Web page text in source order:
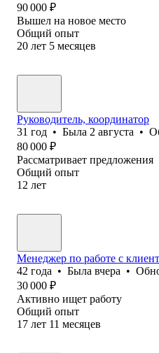
90 000 ₽
Вышел на новое место
Общий опыт
20 лет 5 месяцев
Руководитель, координатор
31 год • Была 2 августа •
80 000 ₽
Рассматривает предложения
Общий опыт
12 лет
Менеджер по работе с
42 года • Была вчера •
30 000 ₽
Активно ищет работу
Общий опыт
17 лет 11 месяцев